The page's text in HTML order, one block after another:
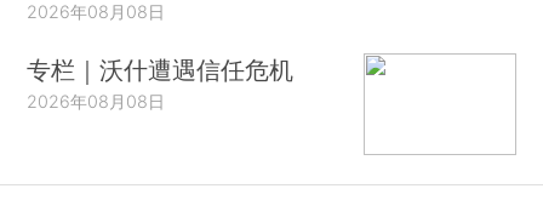
2026年08月08日
专栏｜沃什遭遇信任危机
2026年08月08日